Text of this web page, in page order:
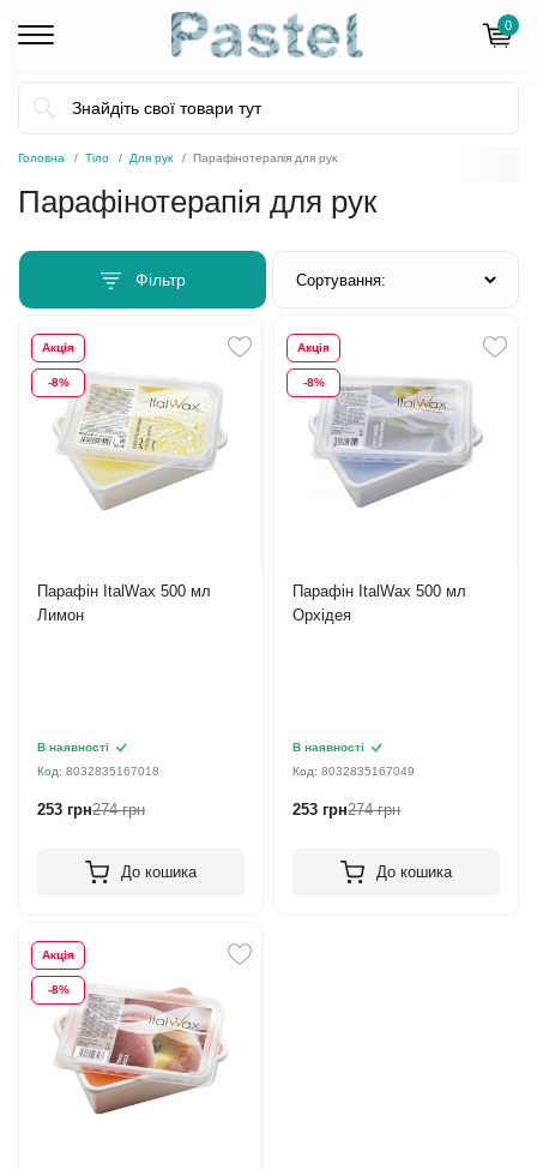
0
Головна Тіло Для рук Парафінотерапія для рук
Парафінотерапія для рук
Фільтр
Акція
-8%
Парафін ItalWax 500 мл
Лимон
В наявності
Код: 8032835167018
253 грн274 грн
До кошика
Акція
-8%
Парафін ItalWax 500 мл
Орхідея
В наявності
Код:8032835167049
253 грн274 грн
До кошика
Акція
-8%